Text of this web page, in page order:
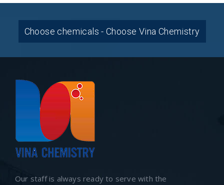
Choose chemicals - Choose Vina Chemistry
Our staff is always ready to serve with the